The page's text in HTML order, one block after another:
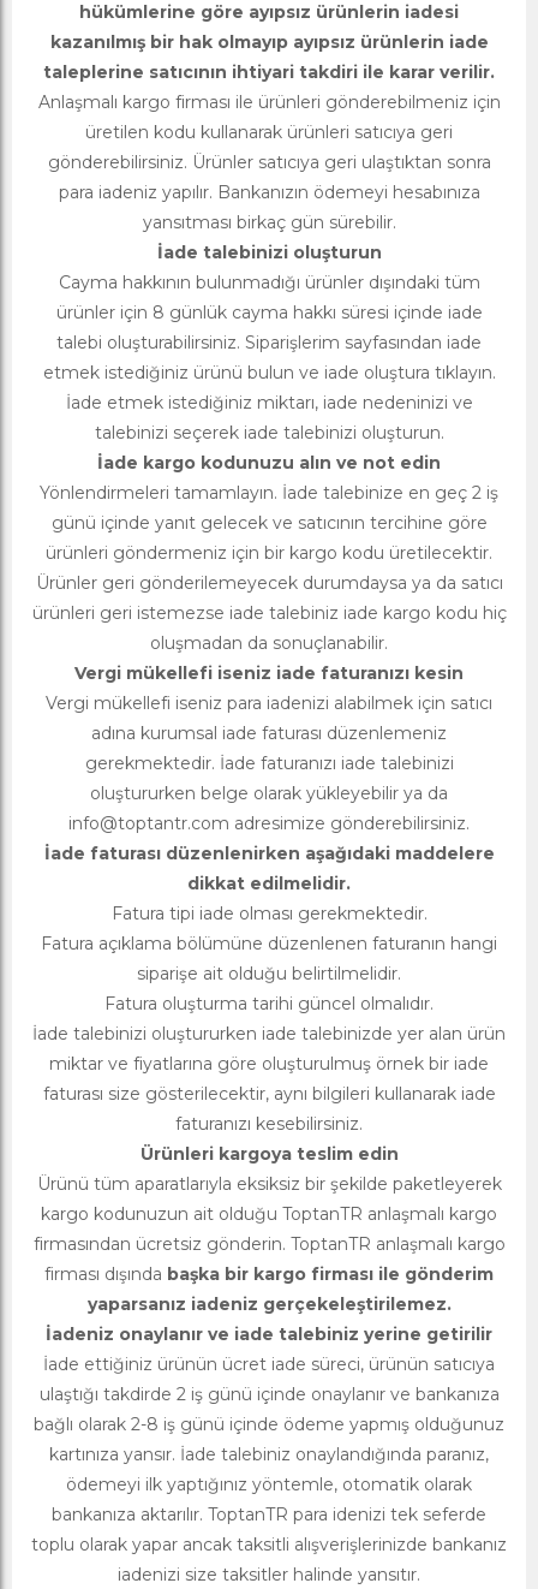
hükümlerine göre ayıpsız ürünlerin iadesi
kazanılmış bir hak olmayıp ayıpsız ürünlerin iade
taleplerine satıcının ihtiyari takdiri ile karar verilir.
Anlaşmalı kargo firması ile ürünleri gönderebilmeniz için
üretilen kodu kullanarak ürünleri satıcıya geri
gönderebilirsiniz. Ürünler satıcıya geri ulaştıktan sonra
para iadeniz yapılır. Bankanızın ödemeyi hesabınıza
yansıtması birkaç gün sürebilir.
İade talebinizi oluşturun
Cayma hakkının bulunmadığı ürünler dışındaki tüm
ürünler için 8 günlük cayma hakkı süresi içinde iade
talebi oluşturabilirsiniz. Siparişlerim sayfasından iade
etmek istediğiniz ürünü bulun ve iade oluştura tıklayın.
İade etmek istediğiniz miktarı, iade nedeninizi ve
talebinizi seçerek iade talebinizi oluşturun.
İade kargo kodunuzu alın ve not edin
Yönlendirmeleri tamamlayın. İade talebinize en geç 2 iş
günü içinde yanıt gelecek ve satıcının tercihine göre
ürünleri göndermeniz için bir kargo kodu üretilecektir.
Ürünler geri gönderilemeyecek durumdaysa ya da satıcı
ürünleri geri istemezse iade talebiniz iade kargo kodu hiç
oluşmadan da sonuçlanabilir.
Vergi mükellefi iseniz iade faturanızı kesin
Vergi mükellefi iseniz para iadenizi alabilmek için satıcı
adına kurumsal iade faturası düzenlemeniz
gerekmektedir. İade faturanızı iade talebinizi
oluştururken belge olarak yükleyebilir ya da
info@toptantr.com adresimize gönderebilirsiniz.
İade faturası düzenlenirken aşağıdaki maddelere
dikkat edilmelidir.
Fatura tipi iade olması gerekmektedir.
Fatura açıklama bölümüne düzenlenen faturanın hangi
siparişe ait olduğu belirtilmelidir.
Fatura oluşturma tarihi güncel olmalıdır.
İade talebinizi oluştururken iade talebinizde yer alan ürün
miktar ve fiyatlarına göre oluşturulmuş örnek bir iade
faturası size gösterilecektir, aynı bilgileri kullanarak iade
faturanızı kesebilirsiniz.
Ürünleri kargoya teslim edin
Ürünü tüm aparatlarıyla eksiksiz bir şekilde paketleyerek
kargo kodunuzun ait olduğu ToptanTR anlaşmalı kargo
firmasından ücretsiz gönderin. ToptanTR anlaşmalı kargo
firması dışında başka bir kargo firması ile gönderim
yaparsanız iadeniz gerçekeleştirilemez.
İadeniz onaylanır ve iade talebiniz yerine getirilir
İade ettiğiniz ürünün ücret iade süreci, ürünün satıcıya
ulaştığı takdirde 2 iş günü içinde onaylanır ve bankanıza
bağlı olarak 2-8 iş günü içinde ödeme yapmış olduğunuz
kartınıza yansır. İade talebiniz onaylandığında paranız,
ödemeyi ilk yaptığınız yöntemle, otomatik olarak
bankanıza aktarılır. ToptanTR para idenizi tek seferde
toplu olarak yapar ancak taksitli alışverişlerinizde bankanız
iadenizi size taksitler halinde yansıtır.